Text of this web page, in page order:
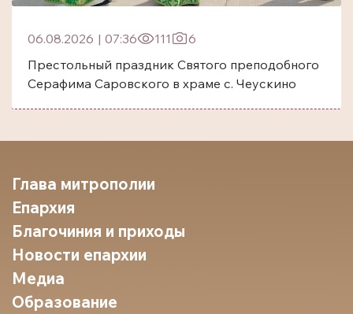
06.08.2026 | 07:36 111
6
Престольный праздник Святого преподобного
Серафима Саровского в храме с. Чеускино
Глава митрополии
Епархия
Благочиния и приходы
Новости епархии
Медиа
Образование